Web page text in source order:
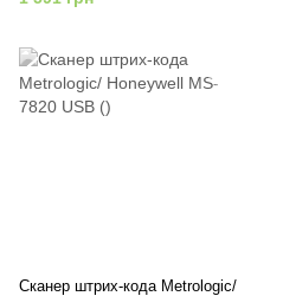
Сканер штрих-кода Metrologic/